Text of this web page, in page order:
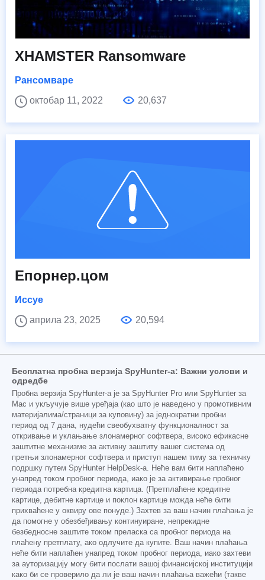
XHAMSTER Ransomware
Рансомваре
октобар 11, 2022
20,637
Епорнер.цом
Иссуе
априла 23, 2025
20,594
Бесплатна пробна верзија SpyHunter-а: Важни услови и
одредбе
Пробна верзија SpyHunter-а је за SpyHunter Pro или SpyHunter за
Mac и укључује више уређаја (као што је наведено у промотивним
материјалима/страници за куповину) за једнократни пробни
период од 7 дана, нудећи свеобухватну функционалност за
откривање и уклањање злонамерног софтвера, високо ефикасне
заштитне механизме за активну заштиту вашег система од
претњи злонамерног софтвера и приступ нашем тиму за техничку
подршку путем SpyHunter HelpDesk-а. Неће вам бити наплаћено
унапред током пробног периода, иако је за активирање пробног
периода потребна кредитна картица. (Претплаћене кредитне
картице, дебитне картице и поклон картице можда неће бити
прихваћене у оквиру ове понуде.) Захтев за ваш начин плаћања је
да помогне у обезбеђивању континуиране, непрекидне
безбедносне заштите током преласка са пробног периода на
плаћену претплату, ако одлучите да купите. Ваш начин плаћања
неће бити наплаћен унапред током пробног периода, иако захтеви
за ауторизацију могу бити послати вашој финансијској институцији
како би се проверило да ли је ваш начин плаћања важећи (такве